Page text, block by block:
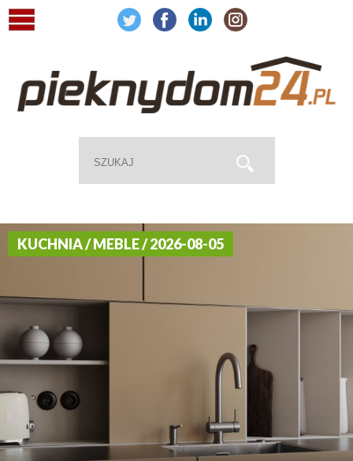
KUCHNIA / MEBLE / 2026-08-05